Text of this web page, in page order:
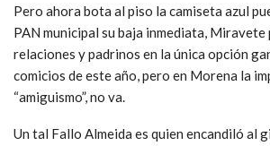
Pero ahora bota al piso la camiseta azul
PAN municipal su baja inmediata, Miravete
relaciones y padrinos en la única opción
comicios de este año, pero en Morena la
“amiguismo”, no va.
Un tal Fallo Almeida es quien encandiló al